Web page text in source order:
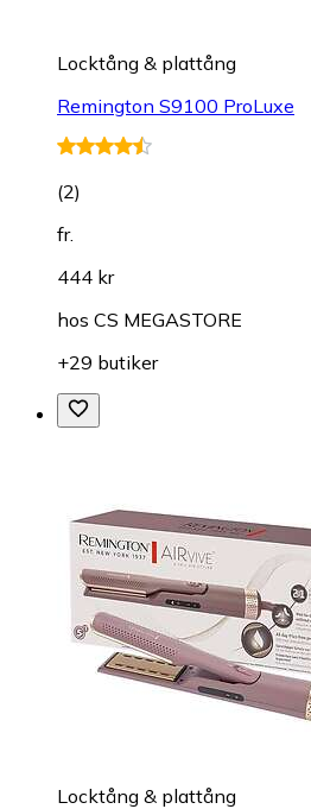
Locktång & plattång
Remington S9100 ProLuxe
(2)
fr.
444 kr
hos CS MEGASTORE
+29 butiker
Locktång & plattång